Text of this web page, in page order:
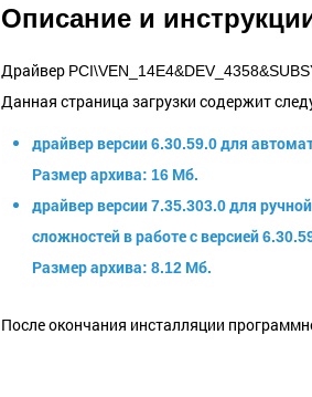
Описание и
Драйвер
Данная страница загрузки содержит
драйвер версии 6.30.59.0 для
Размер архива: 16 Мб.
драйвер версии 7.35.303.0 для
сложностей в работе с версией
Размер архива: 8.12 Мб.
После окончания инсталляции